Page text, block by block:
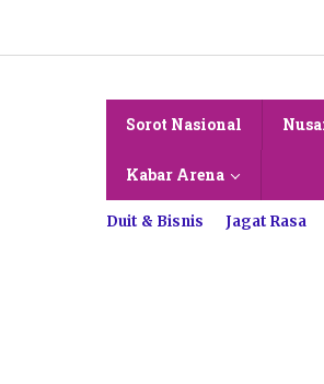
konten
Sorot Nasional
Kabar Arena
Duit & Bisnis Jagat Rasa